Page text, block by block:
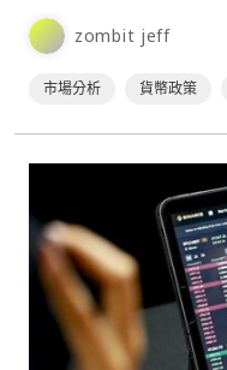
析人士認為，油價衝擊
本⋯ zombit jeff
市場分析 貨幣政策